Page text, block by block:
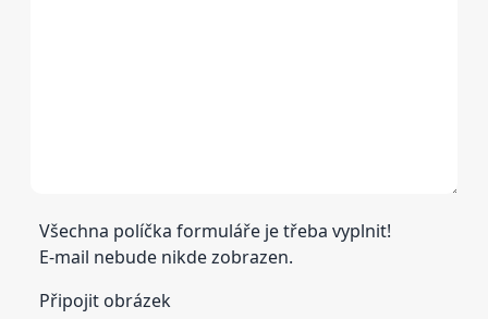
Všechna políčka formuláře je třeba vyplnit!
E-mail nebude nikde zobrazen.
Připojit obrázek